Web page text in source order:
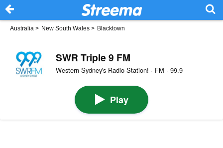
Australia > New South Wales > Blacktown
SWR Triple 9 FM
Western Sydney's Radio Station! · FM · 99.9
Play